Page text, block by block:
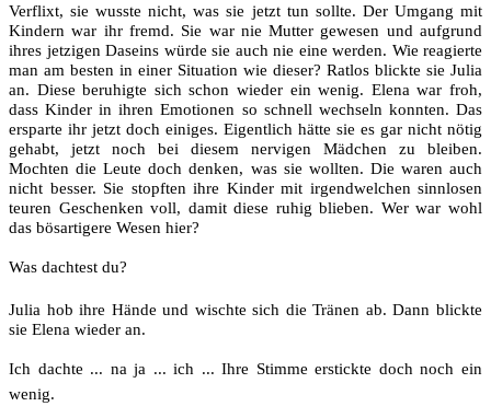
Verflixt, sie wusste nicht, was sie jetzt tun sollte. Der Umgang mit
Kindern war ihr fremd. Sie war nie Mutter gewesen und aufgrund
ihres jetzigen Daseins würde sie auch nie eine werden. Wie reagierte
man am besten in einer Situation wie dieser? Ratlos blickte sie Julia
an. Diese beruhigte sich schon wieder ein wenig. Elena war froh,
dass Kinder in ihren Emotionen so schnell wechseln konnten. Das
ersparte ihr jetzt doch einiges. Eigentlich hätte sie es gar nicht nötig
gehabt, jetzt noch bei diesem nervigen Mädchen zu bleiben.
Mochten die Leute doch denken, was sie wollten. Die waren auch
nicht besser. Sie stopften ihre Kinder mit irgendwelchen sinnlosen
teuren Geschenken voll, damit diese ruhig blieben. Wer war wohl
das bösartigere Wesen hier?
Was dachtest du?
Julia hob ihre Hände und wischte sich die Tränen ab. Dann blickte
sie Elena wieder an.
Ich dachte ... na ja ... ich ... Ihre Stimme erstickte doch noch ein
wenig.